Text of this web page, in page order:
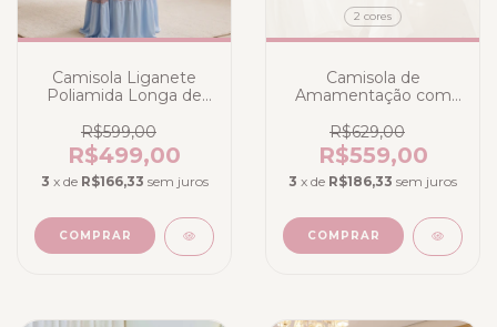
Camisola Liganete
Poliamida Longa de
Robe Longo bicolor
Azul Claro
R$599,00
R$499,00
3 x de R$166,33 sem juros
COMPRAR
2 cores
Camisola de
Amamentação com
Toque Seda sem Bojo
- Branco Clássico ou
Off-White com Fios
Dourados
R$629,00
R$559,00
3 x de R$186,33 sem juros
COMPRAR